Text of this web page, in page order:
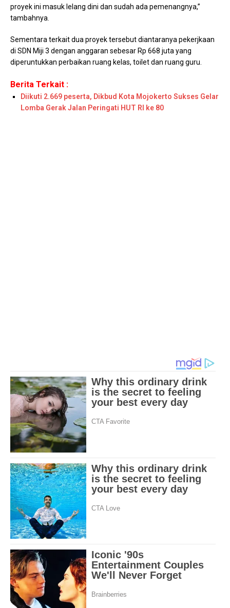
proyek ini masuk lelang dini dan sudah ada pemenangnya,”
tambahnya.
Sementara terkait dua proyek tersebut diantaranya pekerjkaan
di SDN Miji 3 dengan anggaran sebesar Rp 668 juta yang
diperuntukkan perbaikan ruang kelas, toilet dan ruang guru.
Berita Terkait :
Diikuti 2.669 peserta, Dikbud Kota Mojokerto Sukses Gelar
Lomba Gerak Jalan Peringati HUT RI ke 80